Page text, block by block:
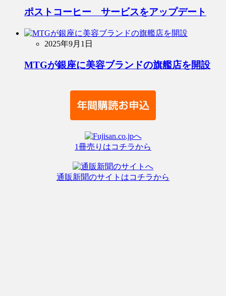
ポストコーヒー サービスをアップデート
2025年9月1日
MTGが銀座に美容ブランドの旗艦店を開設
1冊売りはコチラから
通販新聞のサイトはコチラから